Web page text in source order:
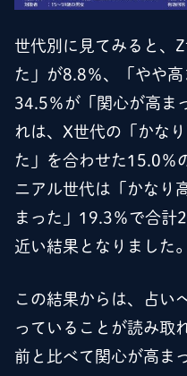
世代別に見てみると、
た」が8.8％、「やや
34.5％が「関心が高ま
れは、X世代の「かな
た」を合わせた15.0％
ニアル世代は「かなり
まった」19.3％で合計
近い結果となりました。
この結果からは、占い
っていることが読み取
前と比べて関心が高ま